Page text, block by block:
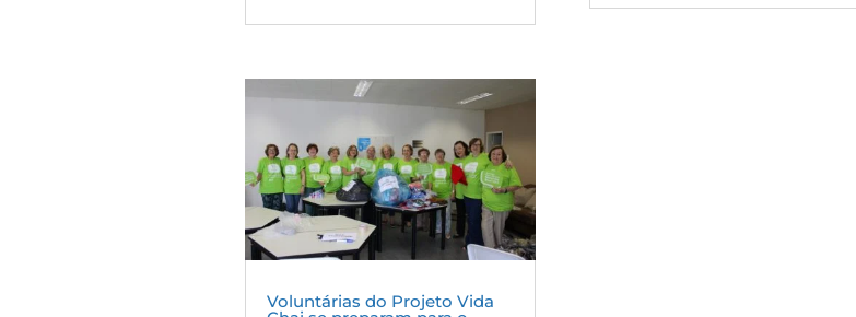
Voluntárias do Projeto Vida